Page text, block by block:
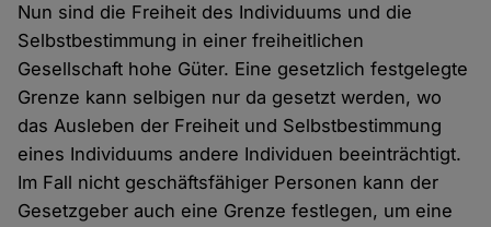
Nun sind die Freiheit des Individuums und die
Selbstbestimmung in einer freiheitlichen
Gesellschaft hohe Güter. Eine gesetzlich festgelegte
Grenze kann selbigen nur da gesetzt werden, wo
das Ausleben der Freiheit und Selbstbestimmung
eines Individuums andere Individuen beeinträchtigt.
Im Fall nicht geschäftsfähiger Personen kann der
Gesetzgeber auch eine Grenze festlegen, um eine